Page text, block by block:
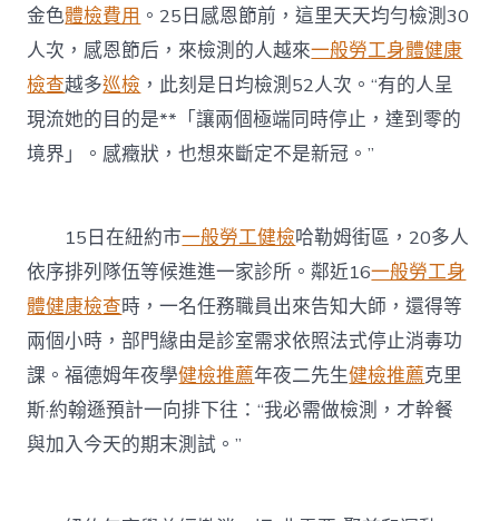
金色體檢費用 。25日感恩節前，這里天天均勻檢測30
人次，感恩節后，來檢測的人越來一般勞工身體健康
檢查越多巡檢 ，此刻是日均檢測52人次。“有的人呈
現流她的目的是**「讓兩個極端同時停止，達到零的
境界」。感癥狀，也想來斷定不是新冠。”
15日在紐約市一般勞工健檢哈勒姆街區，20多人
依序排列隊伍等候進進一家診所。鄰近16一般勞工身
體健康檢查時，一名任務職員出來告知大師，還得等
兩個小時，部門緣由是診室需求依照法式停止消毒功
課。福德姆年夜學健檢推薦年夜二先生健檢推薦克里
斯·約翰遜預計一向排下往：“我必需做檢測，才幹餐
與加入今天的期末測試。”